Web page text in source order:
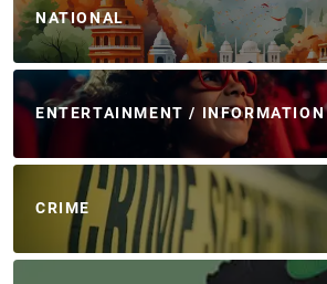
NATIONAL
ENTERTAINMENT / INFORMATION
CRIME